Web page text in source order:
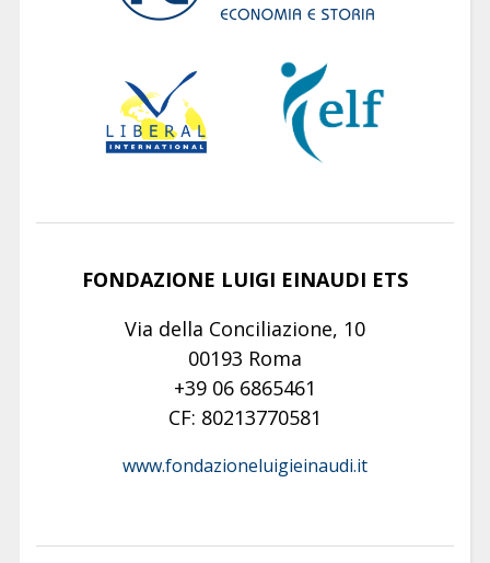
FONDAZIONE LUIGI EINAUDI ETS
Via della Conciliazione, 10
00193 Roma
+39 06 6865461
CF: 80213770581
www.fondazioneluigieinaudi.it